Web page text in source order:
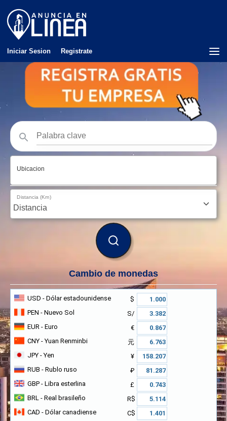
Iniciar Sesion Registrate
Ubicacion
Distancia (Km)
BUSCAR
Cambio de monedas
USD - Dólar estadounidense
$
PEN - Nuevo Sol
S/
EUR - Euro
€
CNY - Yuan Renminbi
元
JPY - Yen
¥
RUB - Rublo ruso
₽
GBP - Libra esterlina
£
BRL - Real brasileño
R$
CAD - Dólar canadiense
C$